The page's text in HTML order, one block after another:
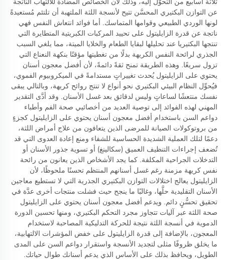
عن التوازن البكتيري المحسَّن تتيح لأنسجة اللثة الملتهبة أن تلتئم مُستعيدةً
لونها الوردي الطبيعي وقوامها المتماسك. أما فوائد انتعاش النفس فهي
ناتجة عن قدرة الزايليتول على تحييد المركبات الكبريتية المتطايرة التي
تنتجها البكتيريا عند تحليلها لبقايا الطعام والخلايا الميتة، مما يلغي السبب
الجذري لرائحة النفس الكريهة بدلًا من تغطيتها مؤقتًا بنكهة النعناع التي
تزول سريعًا. وهذه الطريقة تمنح ثقةً دائمةً، لأن أفضل معجون أسنان
يحتوي على الزايليتول يُحدث تغييراتٍ مستدامةً في الميكروبيوم الفموي،
فيُحوِّل النظام البيئي البكتيري نحو أنواع لا تنتج روائح كريهة، وبالتالي يبقى
نفسك منتعشًا لساعاتٍ وليس لدقائق بعد غسل الأسنان. وقد أدَّى التقدير
المهني لهذه الفوائد إلى توصية العديد من أخصائيي صحة الفم وأطباء
دواعم السن باستخدام أفضل معجون أسنان يحتوي على الزايليتول كجزءٍ
من بروتوكولات الصيانة للمرضى الذين يتعافون من علاج أمراض اللثة،
دعمًا لتلك العملية الشديدة الحساسية للشفاء ومنع إعادة العدوى التي قد
تُضعف إجراءات التنظيف العميق (سكالينغ) أو تسوية جذور الأسنان أو
التدخلات الجراحية المكلفة. كما يجد الأشخاص الذين يعانون من رائحة
نفس كريهة مزمنة رغم غسل أسنانهم المنتظم تحسنًا ملحوظًا، لأن
الزايليتول يعالج اختلالات التوازن البكتيري الجذرية التي لا تستطيع معاجين
الأسنان التقليدية حلَّها، وغالبًا ما ينجح حيث فشلت منتجات أخرى عدَّة في
تحقيق تحسُّنٍ دائم. ويدعم أفضل معجون أسنان يحتوي على الزايليتول
صحة اللثة عبر آليات تتجاوز مجرد التحكم البكتيري، ومنها تحسين الدورة
الدموية في أنسجة اللثة نتيجة للحركة التدليكية المصاحبة لاستخدام
المعجون، بالإضافة إلى قدرة الزايليتول على خفض المؤشرات الالتهابية،
ما يخلق ظروفًا مثلى لتجديد الأنسجة واستقرار دواعم السن على المدى
الطويل، ويحافظ بذلك على الأساس الذي يدعم أسنانك طوال حياتك.